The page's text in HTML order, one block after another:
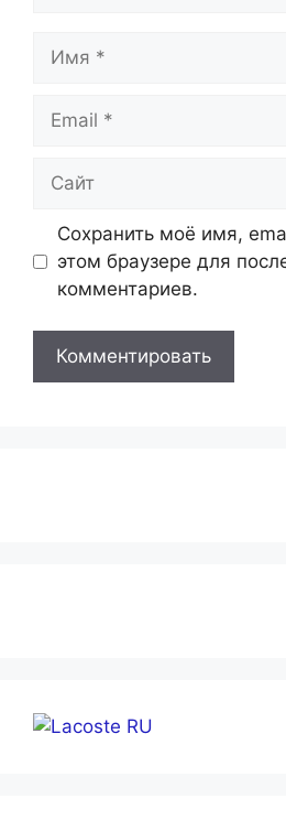
Сохранить моё имя,
этом браузере для
комментариев.